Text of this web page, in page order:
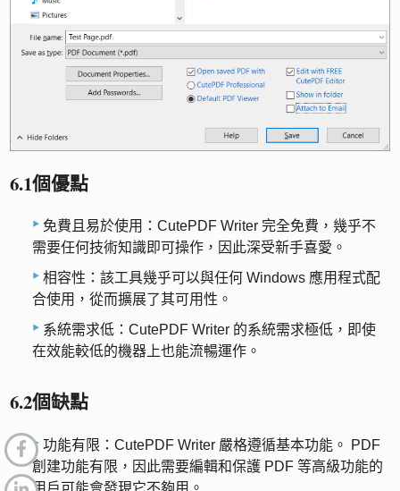
6.1個優點
免費且易於使用：CutePDF Writer 完全免費，幾乎不
需要任何技術知識即可操作，因此深受新手喜愛。
相容性：該工具幾乎可以與任何 Windows 應用程式配
合使用，從而擴展了其可用性。
系統需求低：CutePDF Writer 的系統需求極低，即使
在效能較低的機器上也能流暢運作。
6.2個缺點
功能有限：CutePDF Writer 嚴格遵循基本功能。 PDF
創建功能有限，因此需要編輯和保護 PDF 等高級功能的
用戶可能會發現它不夠用。